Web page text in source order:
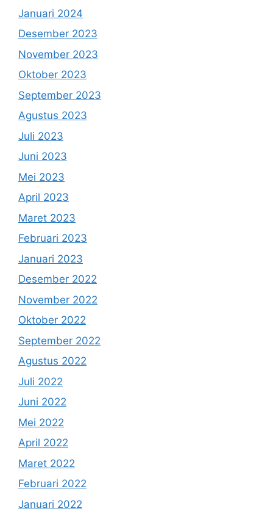
Januari 2024
Desember 2023
November 2023
Oktober 2023
September 2023
Agustus 2023
Juli 2023
Juni 2023
Mei 2023
April 2023
Maret 2023
Februari 2023
Januari 2023
Desember 2022
November 2022
Oktober 2022
September 2022
Agustus 2022
Juli 2022
Juni 2022
Mei 2022
April 2022
Maret 2022
Februari 2022
Januari 2022